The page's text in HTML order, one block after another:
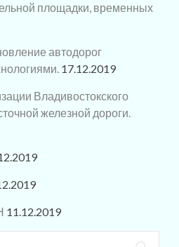
площадки, временных
автодорог
17.12.2019
Владивостокского
железной дороги.
11.12.2019